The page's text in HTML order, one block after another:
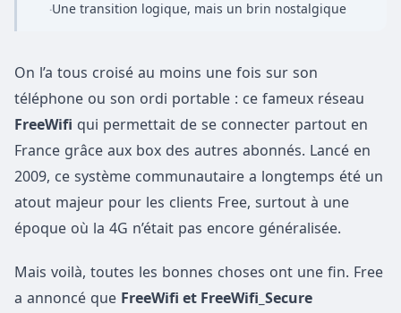
·Une transition logique, mais un brin nostalgique
On l’a tous croisé au moins une fois sur son
téléphone ou son ordi portable : ce fameux réseau
FreeWifi qui permettait de se connecter partout en
France grâce aux box des autres abonnés. Lancé en
2009, ce système communautaire a longtemps été un
atout majeur pour les clients Free, surtout à une
époque où la 4G n’était pas encore généralisée.
Mais voilà, toutes les bonnes choses ont une fin. Free
a annoncé que FreeWifi et FreeWifi_Secure